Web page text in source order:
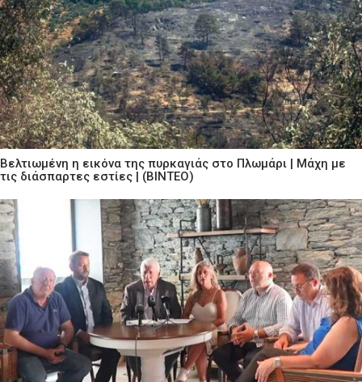
Βελτιωμένη η εικόνα της πυρκαγιάς στο Πλωμάρι | Μάχη με
τις διάσπαρτες εστίες | (ΒΙΝΤΕΟ)